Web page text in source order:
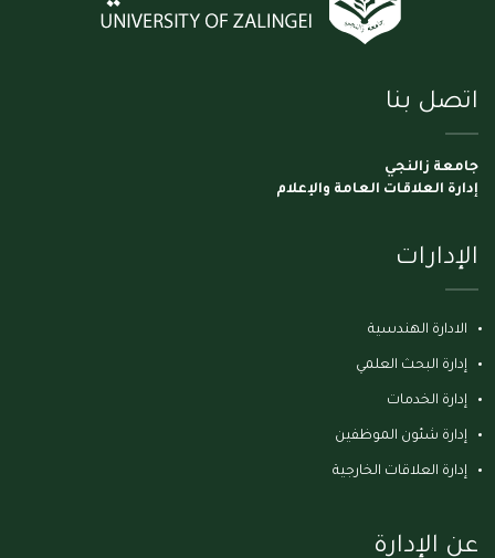
اتصل بنا
جامعة زالنجي
إدارة العلاقات العامة والإعلام
الإدارات
الادارة الهندسية
إدارة البحث العلمي
إدارة الخدمات
إدارة شئون الموظفين
إدارة العلاقات الخارجية
عن الإدارة